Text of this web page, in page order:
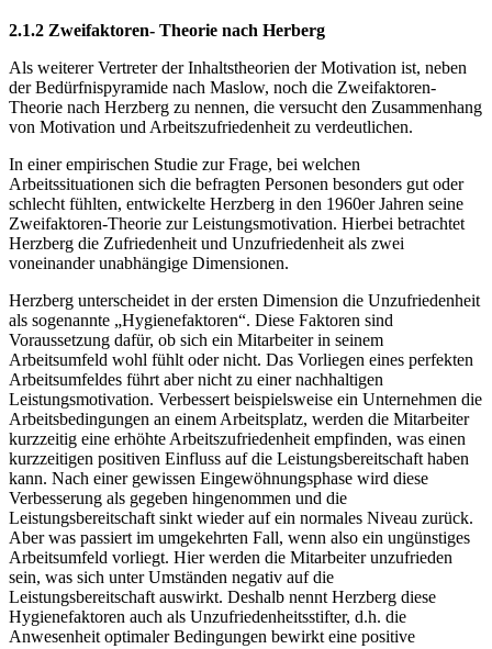
2.1.2 Zweifaktoren- Theorie nach Herberg
Als weiterer Vertreter der Inhaltstheorien der Motivation ist, neben
der Bedürfnispyramide nach Maslow, noch die Zweifaktoren-
Theorie nach Herzberg zu nennen, die versucht den Zusammenhang
von Motivation und Arbeitszufriedenheit zu verdeutlichen.
In einer empirischen Studie zur Frage, bei welchen
Arbeitssituationen sich die befragten Personen besonders gut oder
schlecht fühlten, entwickelte Herzberg in den 1960er Jahren seine
Zweifaktoren-Theorie zur Leistungsmotivation. Hierbei betrachtet
Herzberg die Zufriedenheit und Unzufriedenheit als zwei
voneinander unabhängige Dimensionen.
Herzberg unterscheidet in der ersten Dimension die Unzufriedenheit
als sogenannte „Hygienefaktoren“. Diese Faktoren sind
Voraussetzung dafür, ob sich ein Mitarbeiter in seinem
Arbeitsumfeld wohl fühlt oder nicht. Das Vorliegen eines perfekten
Arbeitsumfeldes führt aber nicht zu einer nachhaltigen
Leistungsmotivation. Verbessert beispielsweise ein Unternehmen die
Arbeitsbedingungen an einem Arbeitsplatz, werden die Mitarbeiter
kurzzeitig eine erhöhte Arbeitszufriedenheit empfinden, was einen
kurzzeitigen positiven Einfluss auf die Leistungsbereitschaft haben
kann. Nach einer gewissen Eingewöhnungsphase wird diese
Verbesserung als gegeben hingenommen und die
Leistungsbereitschaft sinkt wieder auf ein normales Niveau zurück.
Aber was passiert im umgekehrten Fall, wenn also ein ungünstiges
Arbeitsumfeld vorliegt. Hier werden die Mitarbeiter unzufrieden
sein, was sich unter Umständen negativ auf die
Leistungsbereitschaft auswirkt. Deshalb nennt Herzberg diese
Hygienefaktoren auch als Unzufriedenheitsstifter, d.h. die
Anwesenheit optimaler Bedingungen bewirkt eine positive